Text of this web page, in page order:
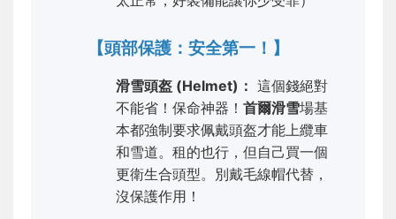
【頭部保護：安全第一！】
滑雪頭盔 (Helmet)： 這個錢絕對
不能省！保命神器！ 首爾滑雪場基
本都強制要求佩戴頭盔才能上纜車
和雪道。租的也行，但自己買一個
更衛生合頭型。別戴毛線帽代替，
沒保護作用！